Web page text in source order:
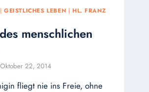
| GEISTLICHES LEBEN | HL. FRANZ
menschlichen
Oktober 22, 2014
fliegt nie ins Freie, ohne